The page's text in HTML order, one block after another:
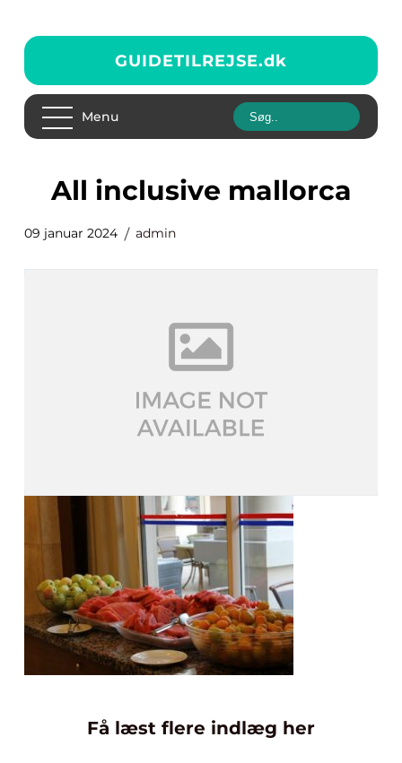
GUIDETILREJSE.dk
Menu
all inclusive mallorca
09 januar 2024 admin
Få læst flere indlæg her